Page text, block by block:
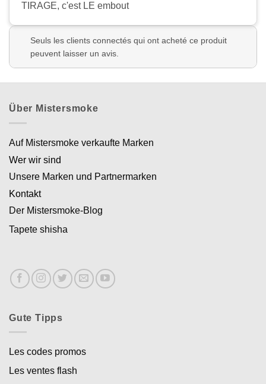
TIRAGE, c'est LE embout
Seuls les clients connectés qui ont acheté ce produit
peuvent laisser un avis.
Über Mistersmoke
Auf Mistersmoke verkaufte Marken
Wer wir sind
Unsere Marken und Partnermarken
Kontakt
Der Mistersmoke-Blog
Tapete shisha
Gute Tipps
Les codes promos
Les ventes flash